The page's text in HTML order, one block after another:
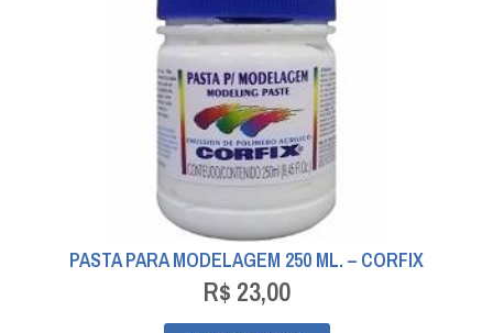
PASTA PARA MODELAGEM 250 ML. – CORFIX
R$ 23,00